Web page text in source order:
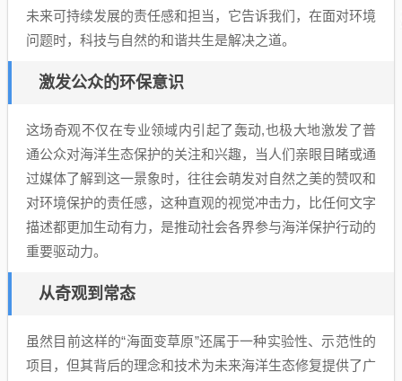
未来可持续发展的责任感和担当，它告诉我们，在面对环境
问题时，科技与自然的和谐共生是解决之道。
激发公众的环保意识
这场奇观不仅在专业领域内引起了轰动,也极大地激发了普
通公众对海洋生态保护的关注和兴趣，当人们亲眼目睹或通
过媒体了解到这一景象时，往往会萌发对自然之美的赞叹和
对环境保护的责任感，这种直观的视觉冲击力，比任何文字
描述都更加生动有力，是推动社会各界参与海洋保护行动的
重要驱动力。
从奇观到常态
虽然目前这样的“海面变草原”还属于一种实验性、示范性的
项目，但其背后的理念和技术为未来海洋生态修复提供了广